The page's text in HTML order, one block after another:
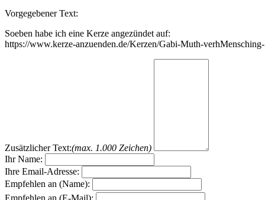
Vorgegebener Text:
Soeben habe ich eine Kerze angezündet auf:
https://www.kerze-anzuenden.de/Kerzen/Gabi-Muth-
Zusätzlicher Text:(max. 1.000 Zeichen)
Ihr Name:
Ihre Email-Adresse:
Empfehlen an (Name):
Empfehlen an (E-Mail):